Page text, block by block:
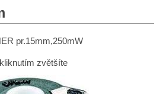
pr.15mm,250mW
kliknutím zvětšíte